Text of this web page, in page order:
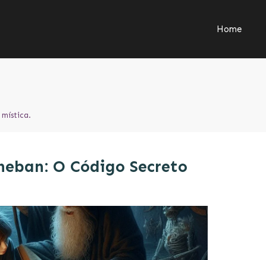
Home
O Código Secreto